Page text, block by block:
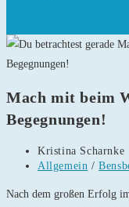
Mach mit beim
Begegnungen!
Beitrags-
Autor:
Kristina Scharnke
Beitrags-
Allgemein /
Nach dem großen Erfolg